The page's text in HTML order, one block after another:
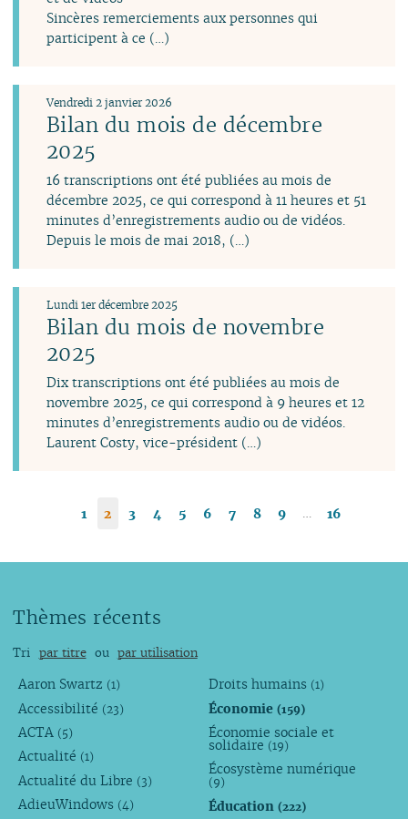
Sincères remerciements aux personnes qui
participent à ce (…)
Bilan du mois de décembre
2025
Vendredi 2 janvier 2026
16 transcriptions ont été publiées au mois de
décembre 2025, ce qui correspond à 11 heures et 51
minutes d’enregistrements audio ou de vidéos.
Depuis le mois de mai 2018, (…)
Bilan du mois de novembre
2025
Lundi 1er décembre 2025
Dix transcriptions ont été publiées au mois de
novembre 2025, ce qui correspond à 9 heures et 12
minutes d’enregistrements audio ou de vidéos.
Laurent Costy, vice-président (…)
1 2 3 4 5 6 7 8 9 16
Thèmes récents
Tri par titre ou par utilisation
Aaron Swartz (1)
Accessibilité (23)
ACTA (5)
Actualité (1)
Actualité du Libre (3)
AdieuWindows (4)
Droits humains (1)
Économie(159)
Économie sociale et
solidaire (19)
Écosystème numérique
(9)
Éducation(222)